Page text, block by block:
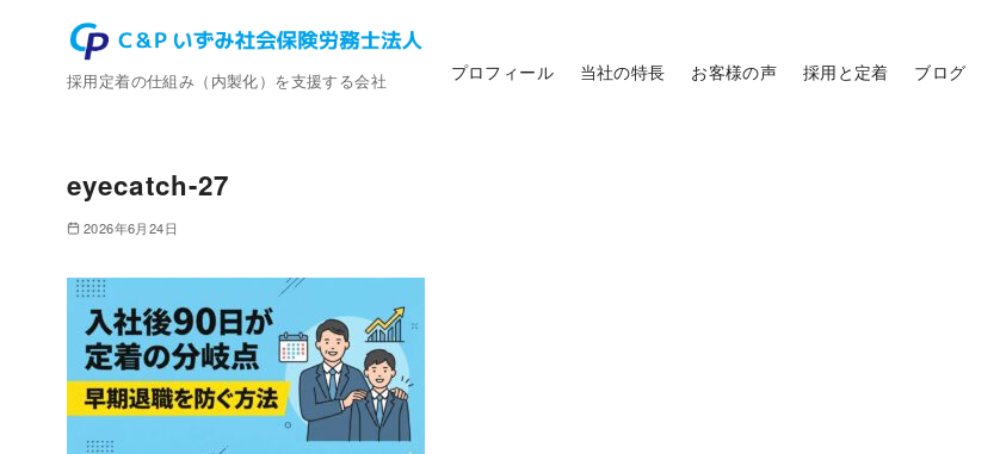
採用定着の仕組み（内製化）を支援する会社 プロフィール 当社の特長 お客様の声 採用と定着 ブログ
eyecatch-27
2026年6月24日